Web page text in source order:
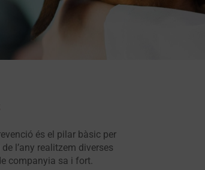
és el pilar bàsic per
l’any realitzem diverses
companyia sa i fort.